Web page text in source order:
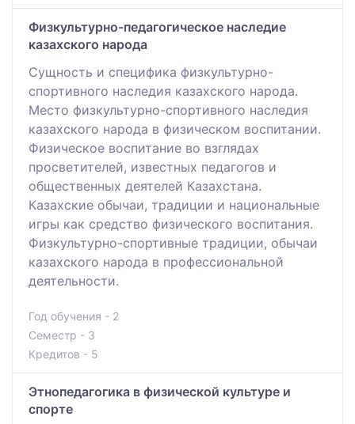
Физкультурно-педагогическое наследие
казахского народа
Сущность и специфика физкультурно-
спортивного наследия казахского народа.
Место физкультурно-спортивного наследия
казахского народа в физическом воспитании.
Физическое воспитание во взглядах
просветителей, известных педагогов и
общественных деятелей Казахстана.
Казахские обычаи, традиции и национальные
игры как средство физического воспитания.
Физкультурно-спортивные традиции, обычаи
казахского народа в профессиональной
деятельности.
Год обучения - 2
Семестр - 3
Кредитов - 5
Этнопедагогика в физической культуре и
спорте